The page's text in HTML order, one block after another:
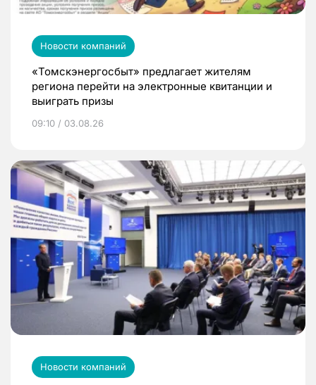
Новости компаний
«Томскэнергосбыт» предлагает жителям
региона перейти на электронные квитанции и
выиграть призы
09:10 / 03.08.26
Новости компаний